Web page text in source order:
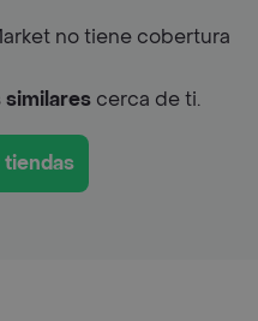
no tiene cobertura
similarescerca de ti.